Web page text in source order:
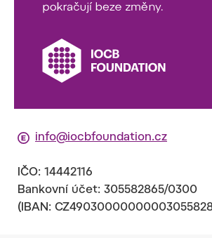
Nadační fond IOCB Foundation
Flemingovo nám. 2
info@iocbfoundation.cz
IČO: 14442116
Bankovní účet: 305582865/0300
(IBAN: